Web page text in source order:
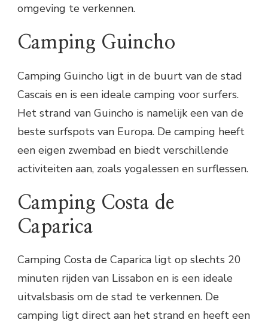
omgeving te verkennen.
Camping Guincho
Camping Guincho ligt in de buurt van de stad
Cascais en is een ideale camping voor surfers.
Het strand van Guincho is namelijk een van de
beste surfspots van Europa. De camping heeft
een eigen zwembad en biedt verschillende
activiteiten aan, zoals yogalessen en surflessen.
Camping Costa de
Caparica
Camping Costa de Caparica ligt op slechts 20
minuten rijden van Lissabon en is een ideale
uitvalsbasis om de stad te verkennen. De
camping ligt direct aan het strand en heeft een